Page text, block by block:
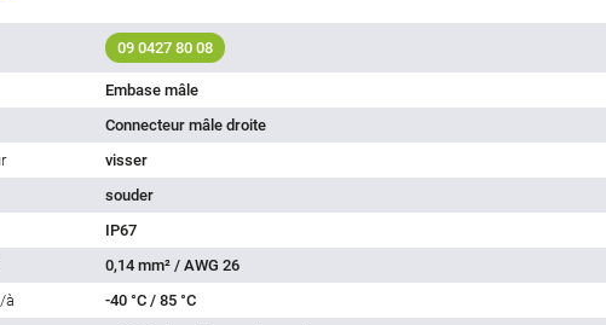
09 0427 80 08
Embase mâle
Connecteur mâle droite
visser
souder
IP67
0,14 mm² / AWG 26
à
-40 °C / 85 °C